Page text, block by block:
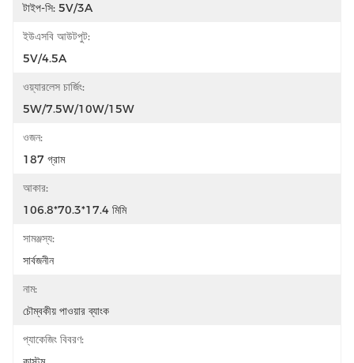
টাইপ-সি: 5V/3A
ইউএসবি আউটপুট:
5V/4.5A
ওয়্যারলেস চার্জিং:
5W/7.5W/10W/15W
ওজন:
187 গ্রাম
আকার:
106.8*70.3*17.4 মিমি
সামঞ্জস্য:
সার্বজনীন
নাম:
চৌম্বকীয় পাওয়ার ব্যাংক
প্যাকেজিং বিবরণ: